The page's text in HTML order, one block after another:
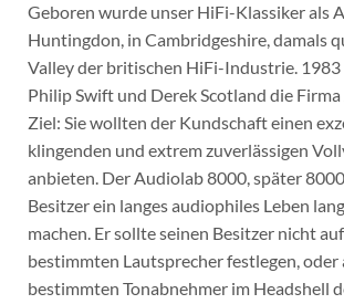
Geboren wurde unser HiFi-Klassiker als
Huntingdon, in Cambridgeshire, damals
Valley der britischen HiFi-Industrie.
Philip Swift und Derek Scotland die
Ziel: Sie wollten der Kundschaft einen
klingenden und extrem zuverlässigen
anbieten. Der Audiolab 8000, später
Besitzer ein langes audiophiles Leben
machen. Er sollte seinen Besitzer nicht
bestimmten Lautsprecher festlegen, oder
bestimmten Tonabnehmer im Headshell